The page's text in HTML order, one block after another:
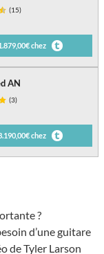
(15)
chez
AN
(3)
chez
?
d’une guitare
de Tyler Larson